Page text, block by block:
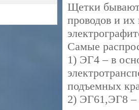
Щетки
проводов и их
Самые
1) ЭГ4 – в
подъемных
2) ЭГ61,ЭГ8 –